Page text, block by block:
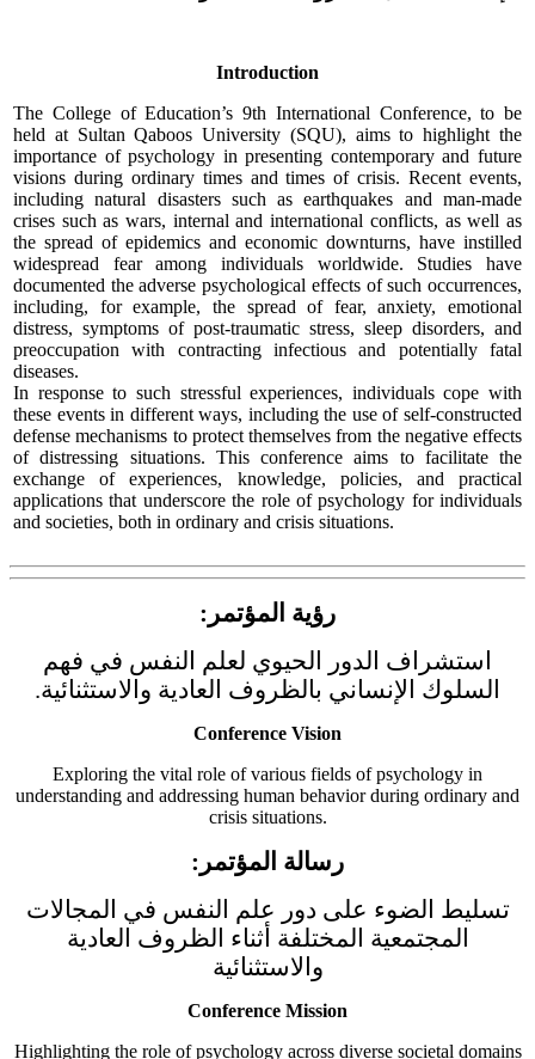
Introduction
The College of Education’s 9th International Conference, to be
held at Sultan Qaboos University (SQU), aims to highlight the
importance of psychology in presenting contemporary and future
visions during ordinary times and times of crisis. Recent events,
including natural disasters such as earthquakes and man-made
crises such as wars, internal and international conflicts, as well as
the spread of epidemics and economic downturns, have instilled
widespread fear among individuals worldwide. Studies have
documented the adverse psychological effects of such occurrences,
including, for example, the spread of fear, anxiety, emotional
distress, symptoms of post-traumatic stress, sleep disorders, and
preoccupation with contracting infectious and potentially fatal
diseases.
In response to such stressful experiences, individuals cope with
these events in different ways, including the use of self-constructed
defense mechanisms to protect themselves from the negative effects
of distressing situations. This conference aims to facilitate the
exchange of experiences, knowledge, policies, and practical
applications that underscore the role of psychology for individuals
and societies, both in ordinary and crisis situations.
رؤية المؤتمر:
استشراف الدور الحيوي لعلم النفس في فهم
السلوك الإنساني بالظروف العادية والاستثنائية.
Conference Vision
Exploring the vital role of various fields of psychology in
understanding and addressing human behavior during ordinary and
crisis situations.
رسالة المؤتمر:
تسليط الضوء على دور علم النفس في المجالات
المجتمعية المختلفة أثناء الظروف العادية
والاستثنائية
Conference Mission
Highlighting the role of psychology across diverse societal domains